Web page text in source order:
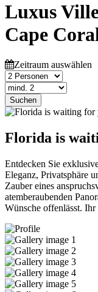
Luxus
Cape
Zeitraum auswählen
Suchen
Florida is
Entdecken Sie
Eleganz, Privatsphäre
Zauber eines
atemberaubenden
Wünsche offenlässt.